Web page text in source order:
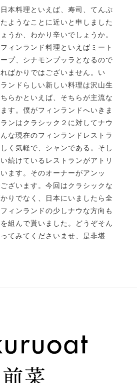
本料理といえば、寿司、てんぷ
ようなことに近いと申しました
うか、わかり辛いでしょうか。
ィンランド料理といえばミート
プ、シナモンプッラとなるので
ばかりではございません。い
ンドらしい新しい料理は沢山生
らかといえば、そちらが主流な
す。僕がフィンランドへいきま
ンはクラシック２に対してナウ
な現在のフィンランドレストラ
く気軽で、シャンである。そし
続けているレストランがアトリ
ます。そのオーナーがアンッ
ざいます。今回はクラシックな
りでなく、日本にいましたら全
ィンランドの少しナウな方向も
組んで貰いました。どうぞそん
てみてくださいませ、是非堪